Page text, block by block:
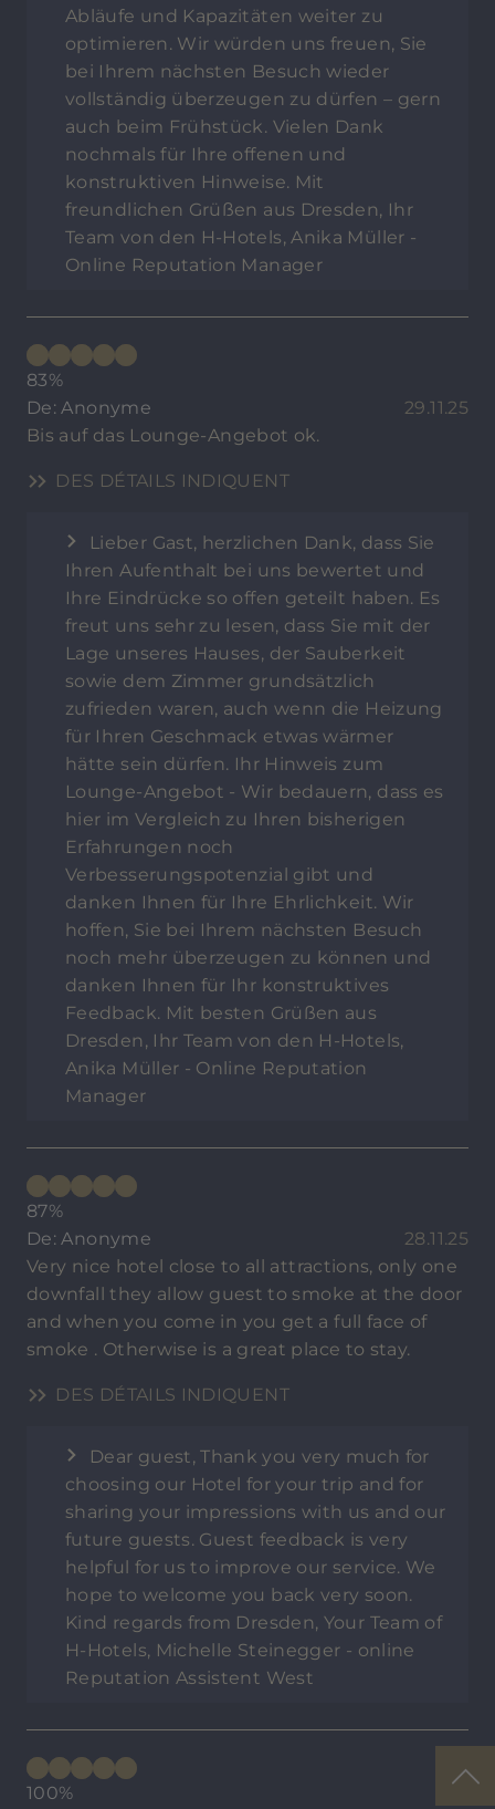
Abläufe und Kapazitäten weiter zu
optimieren. Wir würden uns freuen, Sie
bei Ihrem nächsten Besuch wieder
vollständig überzeugen zu dürfen – gern
auch beim Frühstück. Vielen Dank
nochmals für Ihre offenen und
konstruktiven Hinweise. Mit
freundlichen Grüßen aus Dresden, Ihr
Team von den H-Hotels, Anika Müller -
Online Reputation Manager
83%
De: Anonyme
29.11.25
Bis auf das Lounge-Angebot ok.
DES DÉTAILS INDIQUENT
Lieber Gast, herzlichen Dank, dass Sie
Ihren Aufenthalt bei uns bewertet und
Ihre Eindrücke so offen geteilt haben. Es
freut uns sehr zu lesen, dass Sie mit der
Lage unseres Hauses, der Sauberkeit
sowie dem Zimmer grundsätzlich
zufrieden waren, auch wenn die Heizung
für Ihren Geschmack etwas wärmer
hätte sein dürfen. Ihr Hinweis zum
Lounge-Angebot - Wir bedauern, dass es
hier im Vergleich zu Ihren bisherigen
Erfahrungen noch
Verbesserungspotenzial gibt und
danken Ihnen für Ihre Ehrlichkeit. Wir
hoffen, Sie bei Ihrem nächsten Besuch
noch mehr überzeugen zu können und
danken Ihnen für Ihr konstruktives
Feedback. Mit besten Grüßen aus
Dresden, Ihr Team von den H-Hotels,
Anika Müller - Online Reputation
Manager
87%
De: Anonyme
28.11.25
Very nice hotel close to all attractions, only one
downfall they allow guest to smoke at the door
and when you come in you get a full face of
smoke . Otherwise is a great place to stay.
DES DÉTAILS INDIQUENT
Dear guest, Thank you very much for
choosing our Hotel for your trip and for
sharing your impressions with us and our
future guests. Guest feedback is very
helpful for us to improve our service. We
hope to welcome you back very soon.
Kind regards from Dresden, Your Team of
H-Hotels, Michelle Steinegger - online
Reputation Assistent West
100%